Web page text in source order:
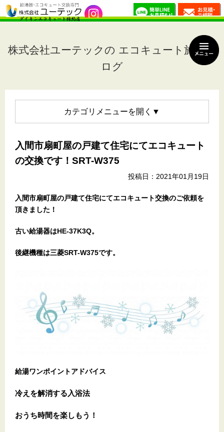
株式会社ユーテックの エコキュート施工ブ
ログ
カテゴリメニュー
入間市扇町屋の戸建て住宅にてエコキュート
の交換です！SRT-W375
投稿日：2021年01月19日
入間市扇町屋の戸建て住宅にてエコキュート交換のご依頼を
頂きました！
古い給湯器はHE-37K3Q。
後継機種は三菱SRT-W375です。
給湯ワンポイントアドバイス
冷えを解消する入浴法
おうち時間を楽しもう！